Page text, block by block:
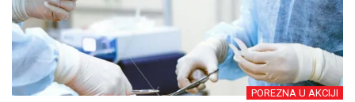
POREZNA U AKCIJI